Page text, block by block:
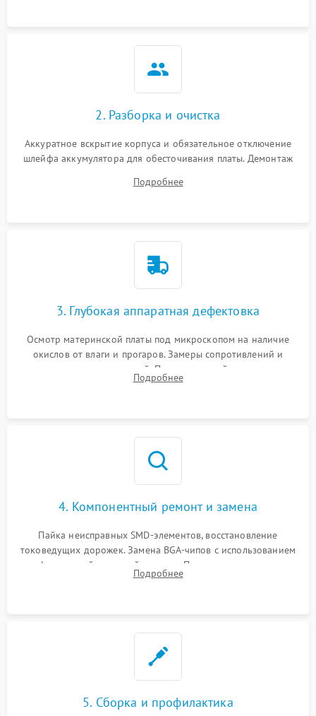
2. Разборка и очистка
Аккуратное вскрытие корпуса и обязательное отключение
шлейфа аккумулятора для обесточивания платы. Демонтаж
высохшей термопасты с кристаллов чипов.
Подробнее
3. Глубокая аппаратная дефектовка
Осмотр материнской платы под микроскопом на наличие
окислов от влаги и прогаров. Замеры сопротивлений и
дежурных напряжений. Проверка цепей питания,
мультиконтроллера, процессора и видеочипа.
Подробнее
4. Компонентный ремонт и замена
Пайка неисправных SMD-элементов, восстановление
токоведущих дорожек. Замена BGA-чипов с использованием
инфракрасной паяльной станции. Прошивка микросхемы
BIOS или замена поврежденных портов USB
Подробнее
5. Сборка и профилактика